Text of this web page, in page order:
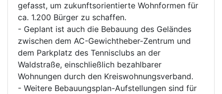
gefasst, um zukunftsorientierte Wohnformen für
ca. 1.200 Bürger zu schaffen.
- Geplant ist auch die Bebauung des Geländes
zwischen dem AC-Gewichtheber-Zentrum und
dem Parkplatz des Tennisclubs an der
Waldstraße, einschließlich bezahlbarer
Wohnungen durch den Kreiswohnungsverband.
- Weitere Bebauungsplan-Aufstellungen sind für